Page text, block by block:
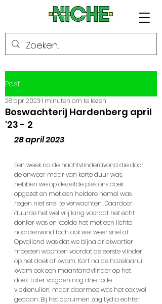
Post
Boswachterij Hardenberg april
'23 - 2
28 apr 20231 minuten om te lezen
28 april 2023
Een week na de nachtvlinderavond die door
de onweer maar van korte duur was,
hebben we op dezelfde plek ons doek
opgezet en met een heldere hemel was
regen niet snel te verwachten. Daardoor
duurde het wel vrij lang voordat het echt
donker was en koelde het met een lichte
noordenwind toch ook wel weer snel af.
Opvallend was dat we bijna driekwartier
moesten wachten voordat de eerste vlinder
op het doek af kwam. Kort na de hazelaaruil
kwam ook een maantandvlinder op het
doek. Later volgden nog drie rode
vlekkenuilen, maar daarmee was het ook wel
gedaan. Bij het opruimen zag Lydia echter